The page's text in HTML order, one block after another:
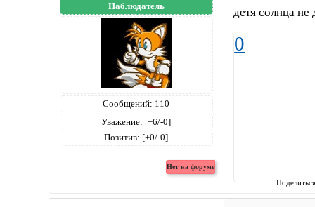
Наблюдатель
Сообщений: 110
Уважение: [+6/-0]
Позитив: [+0/-0]
детя солнца
0